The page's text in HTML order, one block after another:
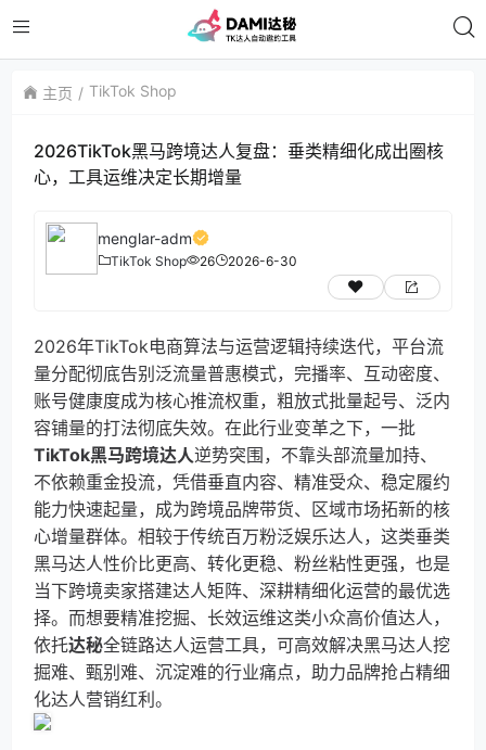
主页 TikTok Shop
2026TikTok黑马跨境达人复盘：垂类精细化成出圈核
心，工具运维决定长期增量
menglar-adm
TikTok Shop 26 2026-6-30
2026年TikTok电商算法与运营逻辑持续迭代，平台流
量分配彻底告别泛流量普惠模式，完播率、互动密度、
账号健康度成为核心推流权重，粗放式批量起号、泛内
容铺量的打法彻底失效。在此行业变革之下，一批
TikTok黑马跨境达人逆势突围，不靠头部流量加持、
不依赖重金投流，凭借垂直内容、精准受众、稳定履约
能力快速起量，成为跨境品牌带货、区域市场拓新的核
心增量群体。相较于传统百万粉泛娱乐达人，这类垂类
黑马达人性价比更高、转化更稳、粉丝粘性更强，也是
当下跨境卖家搭建达人矩阵、深耕精细化运营的最优选
择。而想要精准挖掘、长效运维这类小众高价值达人，
依托达秘全链路达人运营工具，可高效解决黑马达人挖
掘难、甄别难、沉淀难的行业痛点，助力品牌抢占精细
化达人营销红利。